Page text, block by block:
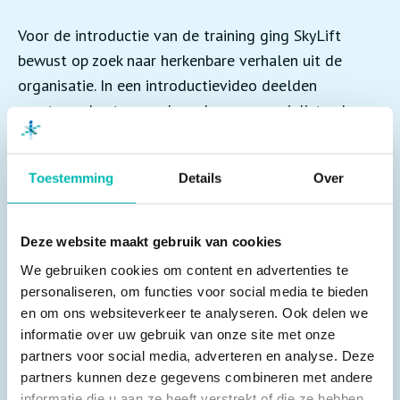
Toestemming Details Over
Deze website maakt gebruik van cookies
We gebruiken cookies om content en advertenties te
personaliseren, om functies voor social media te bieden
en om ons websiteverkeer te analyseren. Ook delen we
informatie over uw gebruik van onze site met onze
partners voor social media, adverteren en analyse. Deze
partners kunnen deze gegevens combineren met andere
Voor de introductie van de training ging SkyLift
bewust op zoek naar herkenbare verhalen uit de
organisatie. In een introductievideo deelden
monteurs, kantoormedewerkers en specialisten hun
ervaringen: openhartig, helder en zonder schaamte.
Het thema heeft in de interne communicatie extra
aandacht gekregen om collega’s te informeren en te
enthousiasmeren.
Dat de behoefte groot is, bleek al snel. Binnen een
week na introductie meldde 30% van de
medewerkers zich aan. In de weken daarop steeg dit
aantal verder door. De eerste sessies zijn inmiddels
gegeven, gericht op de dispatchafdeling: de collega’s
die dagelijks te maken krijgen met urgente